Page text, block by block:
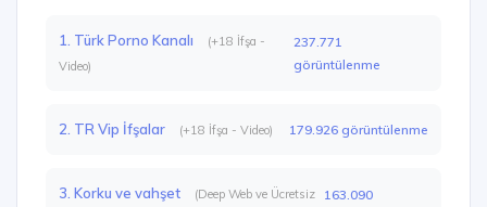
1. Türk Porno Kanalı
(+18 İfşa -
Video)
237.771
görüntülenme
2. TR Vip İfşalar (+18 İfşa - Video) 179.926 görüntülenme
3. Korku ve vahşet
(Deep Web ve Ücretsiz
163.090